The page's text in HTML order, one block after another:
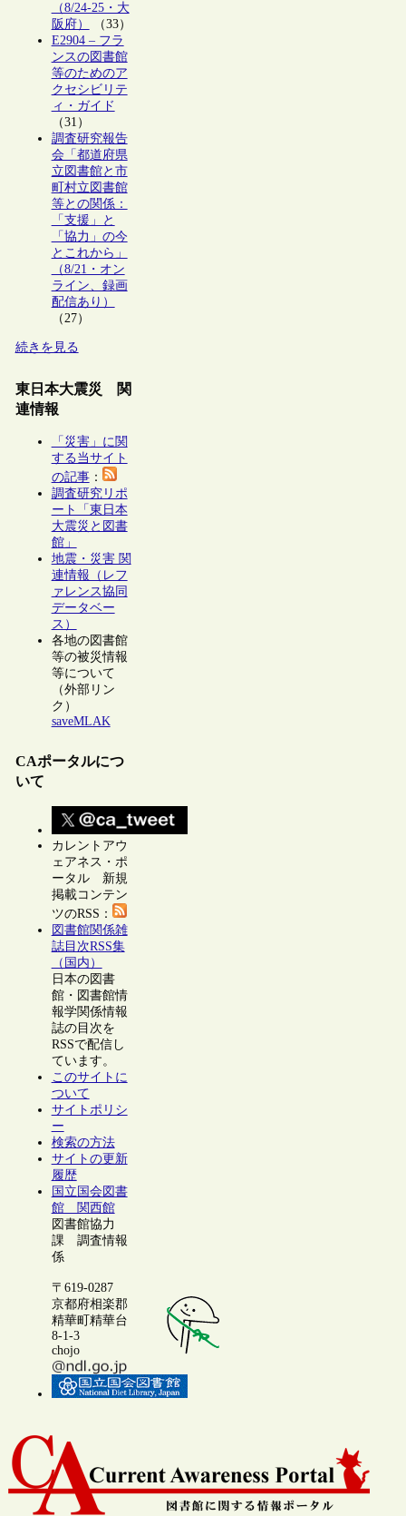
（8/24-25・大
阪府）
（33）
E2904 – フラ
ンスの図書館
等のためのア
クセシビリテ
ィ・ガイド
（31）
調査研究報告
会「都道府県
立図書館と市
町村立図書館
等との関係：
「支援」と
「協力」の今
とこれから」
（8/21・オン
ライン、録画
配信あり）
（27）
続きを見る
東日本大震災 関
連情報
「災害」に関
する当サイト
の記事：
調査研究リポ
ート「東日本
大震災と図書
館」
地震・災害 関
連情報（レフ
ァレンス協同
データベー
ス）
各地の図書館
等の被災情報
等について
（外部リン
ク）
saveMLAK
CAポータルにつ
いて
カレントアウ
ェアネス・ポ
ータル 新規
掲載コンテン
ツのRSS：
図書館関係雑
誌目次RSS集
（国内）
日本の図書
館・図書館情
報学関係情報
誌の目次を
RSSで配信し
ています。
このサイトに
ついて
サイトポリシ
ー
検索の方法
サイトの更新
履歴
国立国会図書
館 関西館
図書館協力
課 調査情報
係
〒619-0287
京都府相楽郡
精華町精華台
8-1-3
chojo